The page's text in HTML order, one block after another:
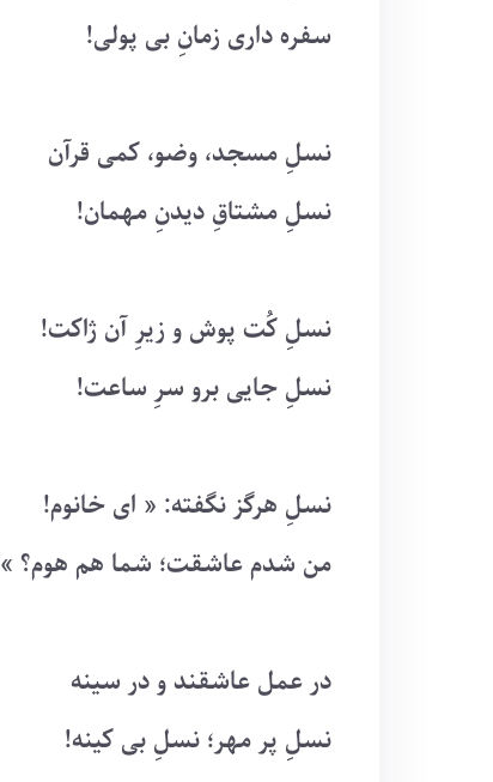
سفره داری زمانِ بی پولی!
نسلِ مسجد، وضو، کمی قرآن
نسلِ مشتاقِ دیدنِ مهمان!
نسلِ کُت پوش و زیرِ آن ژاکت!
نسلِ جایی برو سرِ ساعت!
نسلِ هرگز نگفته: « ای خانوم!
من شدم عاشقت؛ شما هم هوم؟ »
در عمل عاشقند و در سینه
نسلِ پر مهر؛ نسلِ بی کینه!